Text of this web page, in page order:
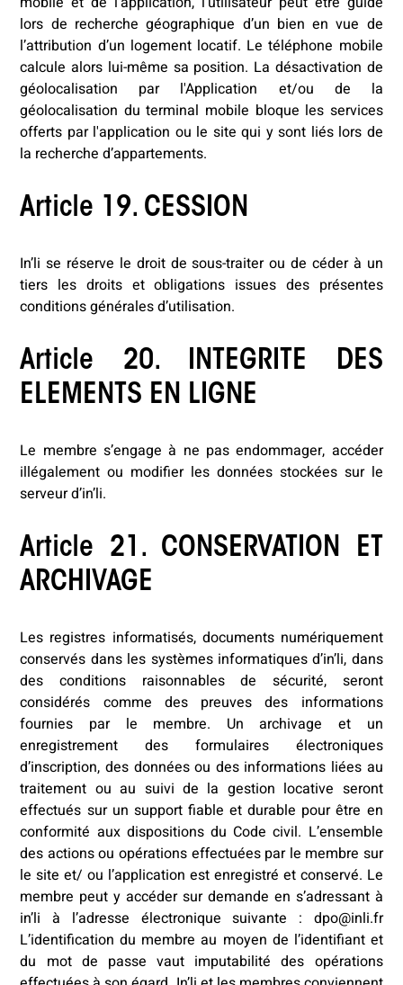
lors de recherche géographique d’un bien en vue de
l’attribution d’un logement locatif. Le téléphone mobile
calcule alors lui-même sa position. La désactivation de
géolocalisation par l'Application et/ou de la
géolocalisation du terminal mobile bloque les services
offerts par l'application ou le site qui y sont liés lors de
la recherche d’appartements.
Article 19. CESSION
In’li se réserve le droit de sous-traiter ou de céder à un
tiers les droits et obligations issues des présentes
conditions générales d’utilisation.
Article 20. INTEGRITE DES
ELEMENTS EN LIGNE
Le membre s’engage à ne pas endommager, accéder
illégalement ou modifier les données stockées sur le
serveur d’in’li.
Article 21. CONSERVATION ET
ARCHIVAGE
Les registres informatisés, documents numériquement
conservés dans les systèmes informatiques d’in’li, dans
des conditions raisonnables de sécurité, seront
considérés comme des preuves des informations
fournies par le membre. Un archivage et un
enregistrement des formulaires électroniques
d’inscription, des données ou des informations liées au
traitement ou au suivi de la gestion locative seront
effectués sur un support fiable et durable pour être en
conformité aux dispositions du Code civil. L’ensemble
des actions ou opérations effectuées par le membre sur
le site et/ ou l’application est enregistré et conservé. Le
membre peut y accéder sur demande en s’adressant à
in’li à l’adresse électronique suivante : dpo@inli.fr
L’identification du membre au moyen de l’identifiant et
du mot de passe vaut imputabilité des opérations